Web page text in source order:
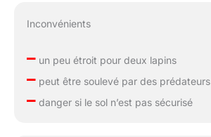
Inconvénients
–un peu étroit pour deux lapins
–peut être soulevé par des prédateurs
–danger si le sol n’est pas sécurisé